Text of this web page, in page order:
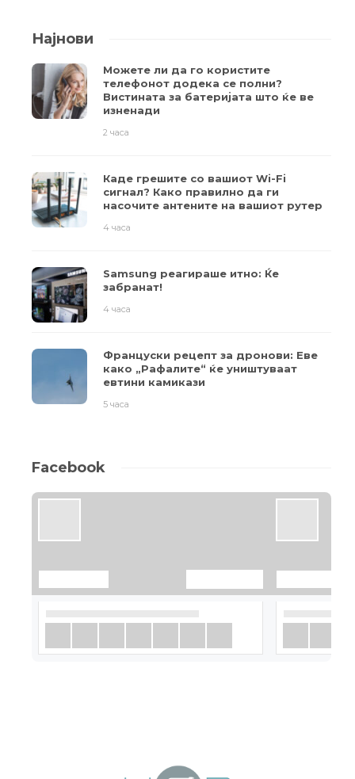
Најнови
Можете ли да го користите
телефонот додека се полни?
Вистината за батеријата што ќе ве
изненади
2 часа
Каде грешите со вашиот Wi-Fi
сигнал? Како правилно да ги
насочите антените на вашиот рутер
4 часа
Samsung реагираше итно: Ќе
забранат!
4 часа
Француски рецепт за дронови: Еве
како „Рафалите“ ќе уништуваат
евтини камикази
5 часа
Facebook